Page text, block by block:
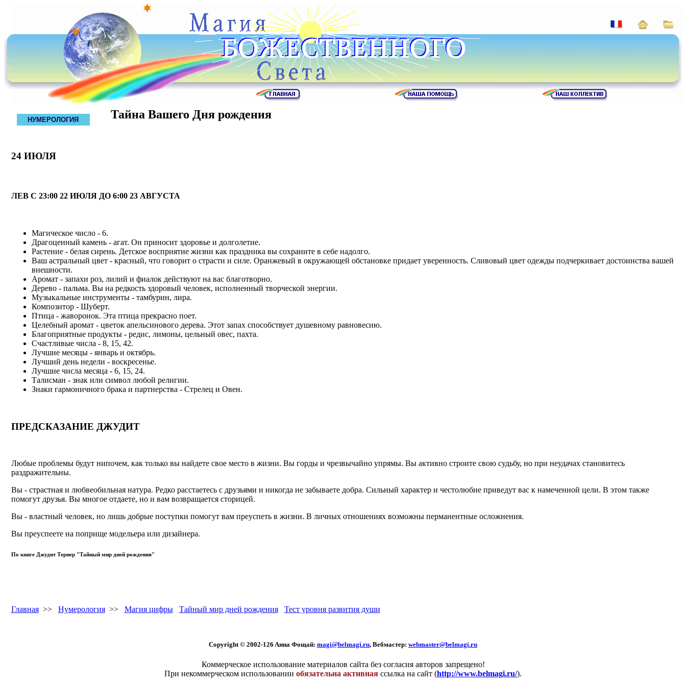
НУМЕРОЛОГИЯ Тайна Вашего Дня рождения
24 ИЮЛЯ
ЛЕВ С 23:00 22 ИЮЛЯ ДО 6:00 23 АВГУСТА
Магическое число - 6.
Драгоценный камень - агат. Он приносит здоровье и долголетие.
Растение - белая сирень. Детское восприятие жизни как праздника вы сохраните в себе надолго.
Ваш астральный цвет - красный, что говорит о страсти и силе. Оранжевый в окружающей обстановке придает уверенность. Сливовый цвет одежды подчеркивает достоинства вашей
внешности.
Аромат - запахи роз, лилий и фиалок действуют на вас благотворно.
Дерево - пальма. Вы на редкость здоровый человек, исполненный творческой энергии.
Музыкальные инструменты - тамбурин, лира.
Композитор - Шуберт.
Птица - жаворонок. Эта птица прекрасно поет.
Целебный аромат - цветок апельсинового дерева. Этот запах способствует душевному равновесию.
Благоприятные продукты - редис, лимоны, цельный овес, пахта.
Счастливые числа - 8, 15, 42.
Лучшие месяцы - январь и октябрь.
Лучший день недели - воскресенье.
Лучшие числа месяца - 6, 15, 24.
Талисман - знак или символ любой религии.
Знаки гармоничного брака и партнерства - Стрелец и Овен.
ПРЕДСКАЗАНИЕ ДЖУДИТ
Любые проблемы будут нипочем, как только вы найдете свое место в жизни. Вы горды и чрезвычайно упрямы. Вы активно строите свою судьбу, но при неудачах становитесь
раздражительны.
Вы - страстная и любвеобильная натура. Редко расстаетесь с друзьями и никогда не забываете добра. Сильный характер и честолюбие приведут вас к намеченной цели. В этом также
помогут друзья. Вы многое отдаете, но и вам возвращается сторицей.
Вы - властный человек, но лишь добрые поступки помогут вам преуспеть в жизни. В личных отношениях возможны перманентные осложнения.
Вы преуспеете на поприще модельера или дизайнера.
По книге Джудит Тернер "Тайный мир дней рождения"
Главная>> Нумерология>> Магия цифры Тайный мир дней рождения Тест уровня развития души
Copyright © 2002-126 Aннa Фoщaй: magi@belmagi.ru, Вебмастер: webmaster@belmagi.ru
Коммерческое использование материалов сайта без согласия авторов запрещено!
При некоммерческом использовании обязательна активная ссылка на сайт (http://www.belmagi.ru/).